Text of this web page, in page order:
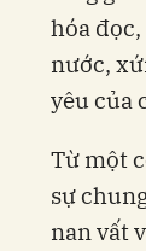
hóa
nước,
yêu của
Từ một
sự
nan vất